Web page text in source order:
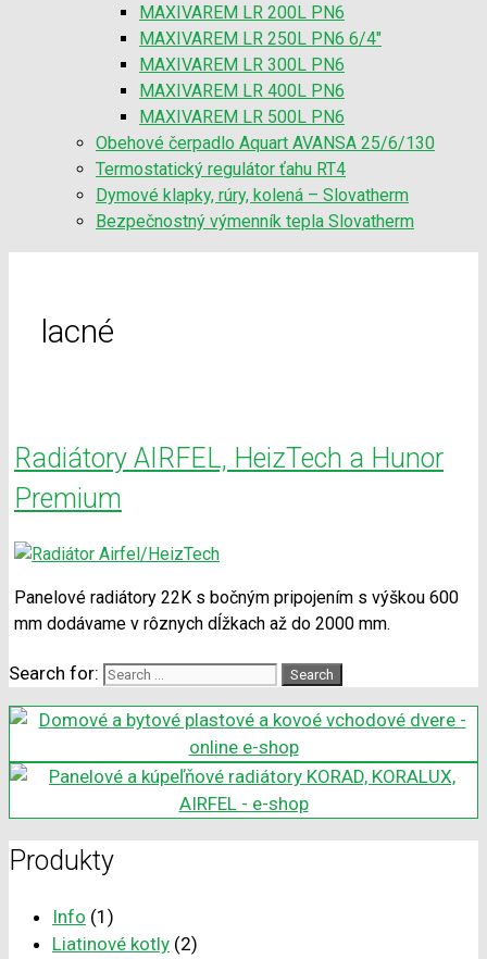
MAXIVAREM LR 200L PN6
MAXIVAREM LR 250L PN6 6/4″
MAXIVAREM LR 300L PN6
MAXIVAREM LR 400L PN6
MAXIVAREM LR 500L PN6
Obehové čerpadlo Aquart AVANSA 25/6/130
Termostatický regulátor ťahu RT4
Dymové klapky, rúry, kolená – Slovatherm
Bezpečnostný výmenník tepla Slovatherm
lacné
Radiátory AIRFEL, HeizTech a Hunor
Premium
Panelové radiátory 22K s bočným pripojením s výškou 600
mm dodávame v rôznych dĺžkach až do 2000 mm.
Search for:
Produkty
Info (1)
Liatinové kotly (2)